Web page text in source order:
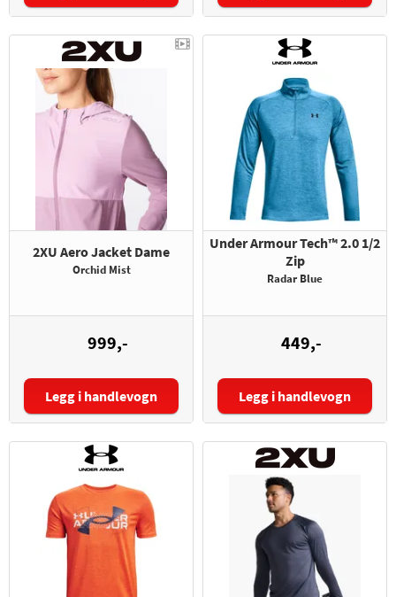
2XU Aero Jacket Dame
Orchid Mist
999,-
Størrelse:
Legg i handlevogn
Under Armour Tech™ 2.0 1/2
Zip
Radar Blue
449,-
Størrelse:
Legg i handlevogn